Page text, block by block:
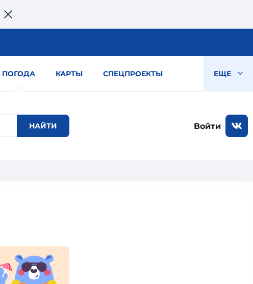
ПОГОДА КАРТЫ СПЕЦПРОЕКТЫ ЕЩЕ
Войти